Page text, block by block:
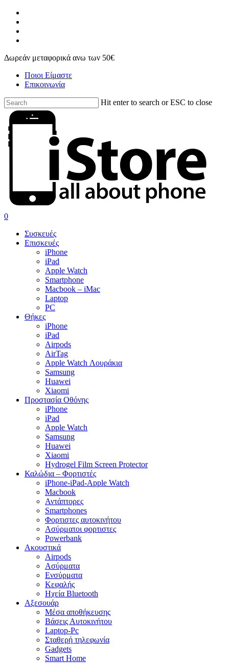
Skip
main
content
Δωρεάν μεταφορικά ανω των 50€
Ποιοι Είμαστε
Επικοινωνία
Hit enter to search or ESC to close
Close
Search
search
account
0
Συσκευές
Επισκευές
iPhone
iPad
Apple Watch
Smartphone
Macbook – iMac
Laptop
PC
Θήκες
iPhone
iPad
Airpods
AirTag
Apple Watch Λουράκια
Samsung
Huawei
Xiaomi
Προστασία Οθόνης
iPhone
iPad
Apple Watch
Samsung
Huawei
Xiaomi
Hydrogel Film Screen Protector
Καλώδια – Φορτιστές
iPhone-iPad-Apple Watch
Macbook
Αντάπτορες
Smartphones
Φορτιστες αυτοκινήτου
Ασύρματοι φορτιστες
Powerbank
Ακουστικά
Airpods
Ασύρματα
Ενσύρματα
Κεφαλής
Ηχεία Bluetooth
Αξεσουάρ
Μέσα αποθήκευσης
Βάσεις Αυτοκινήτου
Laptop-Pc
Σταθερή τηλεφωνία
Gadgets
Smart Home